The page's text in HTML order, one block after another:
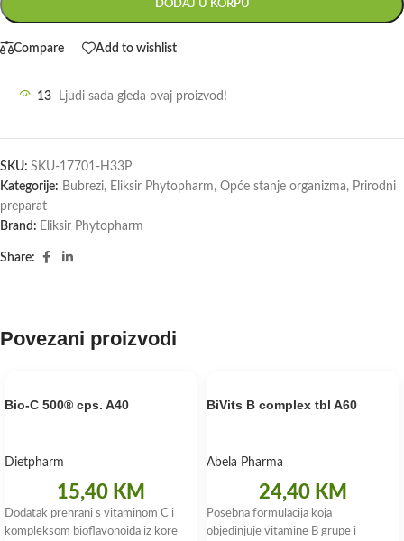
DODAJ U KORPU
Compare Add to wishlist
13 Ljudi sada gleda ovaj proizvod!
SKU: SKU-17701-H33P
Kategorije: Bubrezi, Eliksir Phytopharm, Opće stanje organizma, Prirodni
preparat
Brand: Eliksir Phytopharm
Share:
Povezani proizvodi
Bio-C 500® cps. A40
Dietpharm
15,40 KM
Dodatak prehrani s vitaminom C i
kompleksom bioflavonoida iz kore
BiVits B complex tbl A60
Abela Pharma
24,40 KM
Posebna formulacija koja
objedinjuje vitamine B grupe i